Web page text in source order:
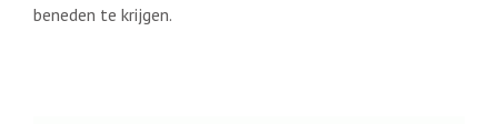
beneden te krijgen.